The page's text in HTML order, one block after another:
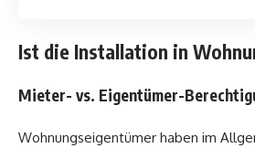
Ist die Installation in
Mieter- vs. Eigentümer-
Wohnungseigentümer haben im